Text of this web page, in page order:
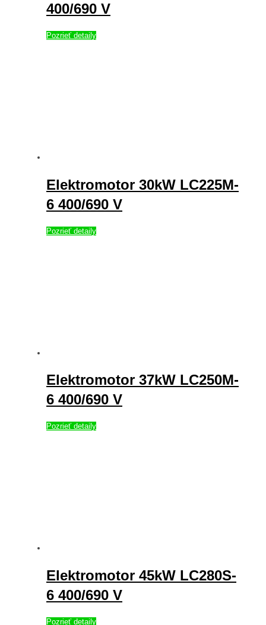
400/690 V
Pozrieť detaily
Elektromotor 30kW LC225M-
6 400/690 V
Pozrieť detaily
Elektromotor 37kW LC250M-
6 400/690 V
Pozrieť detaily
Elektromotor 45kW LC280S-
6 400/690 V
Pozrieť detaily